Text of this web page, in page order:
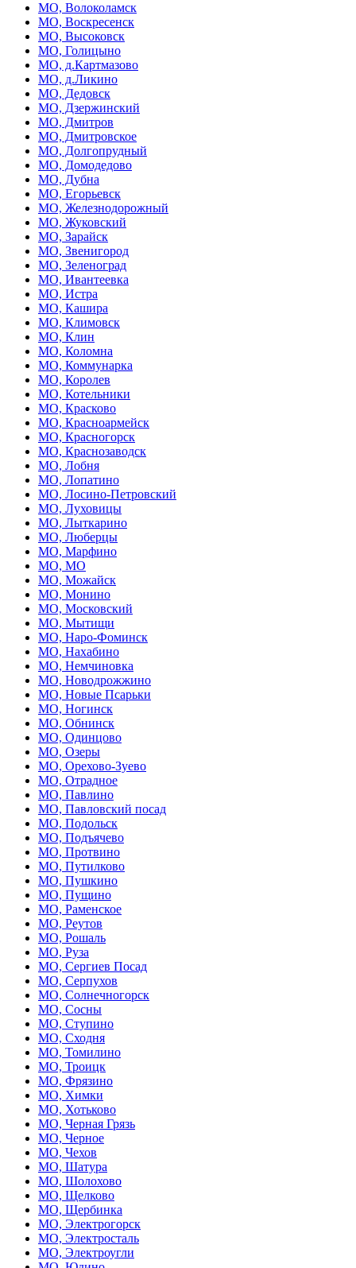
МО, Волоколамск
МО, Воскресенск
МО, Высоковск
МО, Голицыно
МО, д.Картмазово
МО, д.Ликино
МО, Дедовск
МО, Дзержинский
МО, Дмитров
МО, Дмитровское
МО, Долгопрудный
МО, Домодедово
МО, Дубна
МО, Егорьевск
МО, Железнодорожный
МО, Жуковский
МО, Зарайск
МО, Звенигород
МО, Зеленоград
МО, Ивантеевка
МО, Истра
МО, Кашира
МО, Климовск
МО, Клин
МО, Коломна
МО, Коммунарка
МО, Королев
МО, Котельники
МО, Красково
МО, Красноармейск
МО, Красногорск
МО, Краснозаводск
МО, Лобня
МО, Лопатино
МО, Лосино-Петровский
МО, Луховицы
МО, Лыткарино
МО, Люберцы
МО, Марфино
МО, МО
МО, Можайск
МО, Монино
МО, Московский
МО, Мытищи
МО, Наро-Фоминск
МО, Нахабино
МО, Немчиновка
МО, Новодрожжино
МО, Новые Псарьки
МО, Ногинск
МО, Обнинск
МО, Одинцово
МО, Озеры
МО, Орехово-Зуево
МО, Отрадное
МО, Павлино
МО, Павловский посад
МО, Подольск
МО, Подъячево
МО, Протвино
МО, Путилково
МО, Пушкино
МО, Пущино
МО, Раменское
МО, Реутов
МО, Рошаль
МО, Руза
МО, Сергиев Посад
МО, Серпухов
МО, Солнечногорск
МО, Сосны
МО, Ступино
МО, Сходня
МО, Томилино
МО, Троицк
МО, Фрязино
МО, Химки
МО, Хотьково
МО, Черная Грязь
МО, Черное
МО, Чехов
МО, Шатура
МО, Шолохово
МО, Щелково
МО, Щербинка
МО, Электрогорск
МО, Электросталь
МО, Электроугли